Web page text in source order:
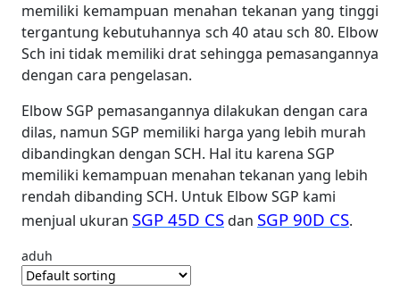
memiliki kemampuan menahan tekanan yang tinggi
tergantung kebutuhannya sch 40 atau sch 80. Elbow
Sch ini tidak memiliki drat sehingga pemasangannya
dengan cara pengelasan.
Elbow SGP pemasangannya dilakukan dengan cara
dilas, namun SGP memiliki harga yang lebih murah
dibandingkan dengan SCH. Hal itu karena SGP
memiliki kemampuan menahan tekanan yang lebih
rendah dibanding SCH. Untuk Elbow SGP kami
menjual ukuran SGP 45D CSdan SGP 90D CS.
aduh